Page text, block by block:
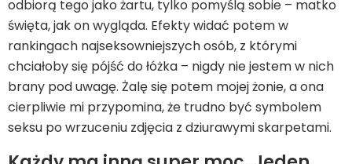
odbiorą tego jako żartu, tylko pomyślą sobie – matko
święta, jak on wygląda. Efekty widać potem w
rankingach najseksowniejszych osób, z którymi
chciałoby się pójść do łóżka – nigdy nie jestem w nich
brany pod uwagę. Żalę się potem mojej żonie, a ona
cierpliwie mi przypomina, że trudno być symbolem
seksu po wrzuceniu zdjęcia z dziurawymi skarpetami.